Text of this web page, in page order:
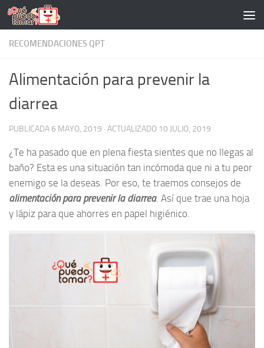
Saltar al contenido
RECOMENDACIONES QPT
Alimentación para prevenir la
diarrea
PUBLICADA6 MAYO, 2019 · ACTUALIZADO 10 JULIO, 2019
¿Te ha pasado que en plena fiesta sientes que no llegas al
baño? Esta es una situación tan incómoda que ni a tu peor
enemigo se la deseas. Por eso, te traemos consejos de
alimentación para prevenir la diarrea. Así que trae una hoja
y lápiz para que ahorres en papel higiénico.